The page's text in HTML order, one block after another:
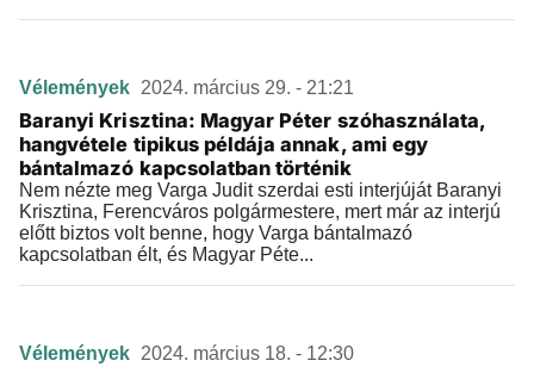
Vélemények 2024. március 29. - 21:21
Baranyi Krisztina: Magyar Péter szóhasználata,
hangvétele tipikus példája annak, ami egy
bántalmazó kapcsolatban történik
Nem nézte meg Varga Judit szerdai esti interjúját Baranyi
Krisztina, Ferencváros polgármestere, mert már az interjú
előtt biztos volt benne, hogy Varga bántalmazó
kapcsolatban élt, és Magyar Péte...
Vélemények 2024. március 18. - 12:30